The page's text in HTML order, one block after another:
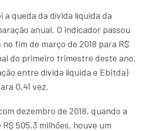
a queda da dívida líquida da
anual. O indicador passou
fim de março de 2018 para R$
do primeiro trimestre deste ano.
entre dívida líquida e Ebitda)
0,41 vez.
dezembro de 2018, quando a
505,3 milhões, houve um